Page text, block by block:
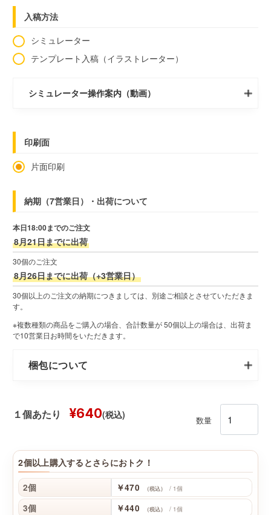
入稿方法
シミュレーター
テンプレート入稿（イラストレーター）
シミュレーター操作案内（動画）
印刷面
片面印刷
納期（7営業日）・出荷について
本日18:00までのご注文
8月21日までに出荷
30個のご注文
8月26日までに出荷（+3営業日）
30個以上のご注文の納期につきましては、別途ご相談とさせていただきま
す。
※複数種類の商品をご購入の場合、合計数量が 50個以上の場合は、出荷ま
で10営業日お時間をいただきます。
梱包について
１個あたり ¥640(税込)
数量
2個以上購入するとさらにおトク！
2個 ￥470 （税込） / 1個
3個 ￥440 （税込） / 1個